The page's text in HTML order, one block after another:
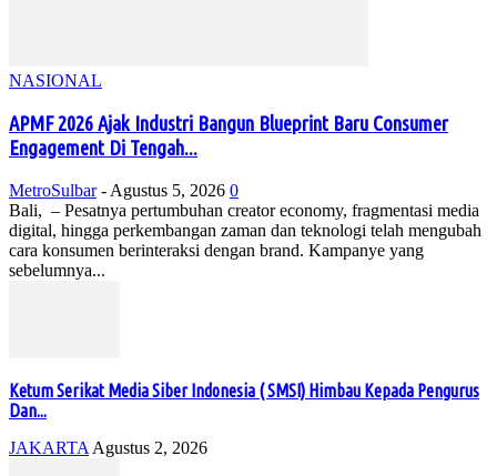
NASIONAL
APMF 2026 Ajak Industri Bangun Blueprint Baru Consumer
Engagement Di Tengah...
MetroSulbar - Agustus 5, 2026 0
Bali, – Pesatnya pertumbuhan creator economy, fragmentasi media
digital, hingga perkembangan zaman dan teknologi telah mengubah
cara konsumen berinteraksi dengan brand. Kampanye yang
sebelumnya...
Ketum Serikat Media Siber Indonesia ( SMSI) Himbau Kepada Pengurus
Dan...
JAKARTA Agustus 2, 2026